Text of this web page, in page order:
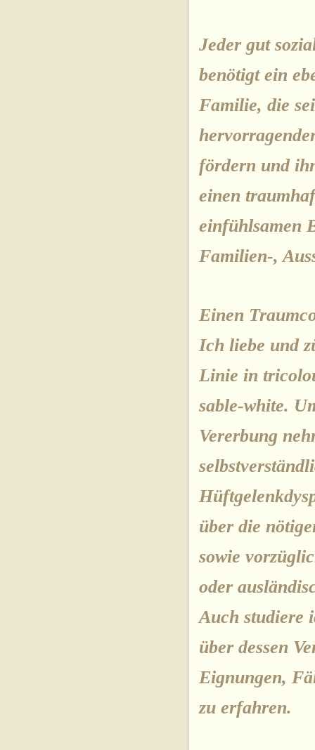
Jeder gut
benötigt ein
Familie, die
fördern und
einen
einfühlsamen
Familien-,
Einen
Ich liebe und
Linie in
sable-white.
Vererbung
über die
sowie
oder
Auch studiere
über dessen
Eignungen,
zu erfahren.